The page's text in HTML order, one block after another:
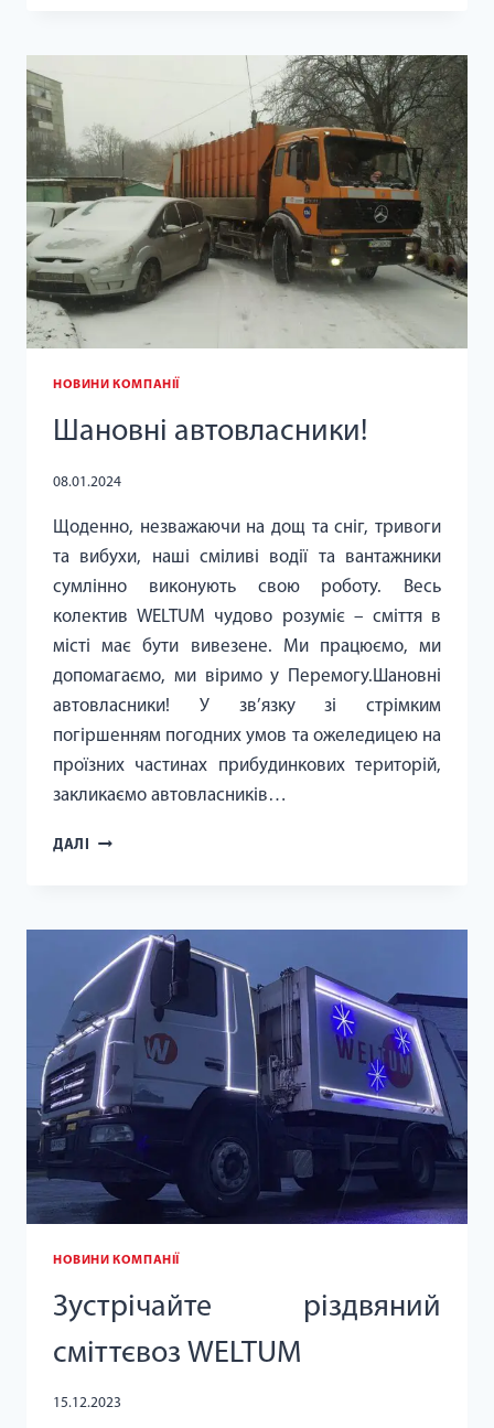
НОВИНИ КОМПАНІЇ
Шановні автовласники!
08.01.2024
Щоденно, незважаючи на дощ та сніг, тривоги
та вибухи, наші сміливі водії та вантажники
сумлінно виконують свою роботу. Весь
колектив WELTUM чудово розуміє – сміття в
місті має бути вивезене. Ми працюємо, ми
допомагаємо, ми віримо у Перемогу.Шановні
автовласники! У зв’язку зі стрімким
погіршенням погодних умов та ожеледицею на
проїзних частинах прибудинкових територій,
закликаємо автовласників…
ДАЛІ
ШАНОВНІ
НОВИНИ КОМПАНІЇ
Зустрічайте різдвяний
сміттєвоз WELTUM
15.12.2023